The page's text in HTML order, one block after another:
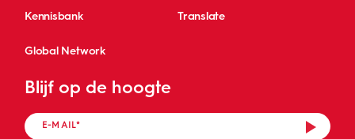
Kennisbank Translate
Global Network
Blijf op de hoogte